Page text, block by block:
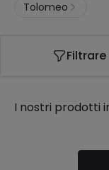
Tolomeo
Filtrare
I nostri prodotti